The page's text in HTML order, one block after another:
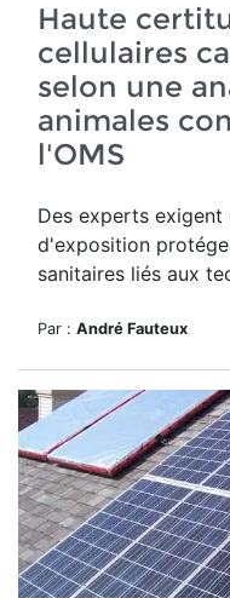
Haute
cellulaires
selon une
animales
l'OMS
Des experts exigent
d'exposition
sanitaires liés aux
Par : André Fauteux